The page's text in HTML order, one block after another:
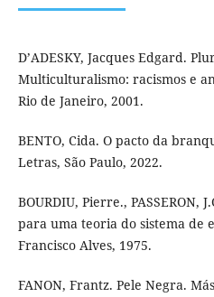
D’ADESKY, Jacques Edgard.
Multiculturalismo: racismos e
Rio de Janeiro, 2001.
BENTO, Cida. O pacto da
Letras, São Paulo, 2022.
BOURDIU, Pierre., PASSERON,
para uma teoria do sistema de
Francisco Alves, 1975.
FANON, Frantz. Pele Negra.